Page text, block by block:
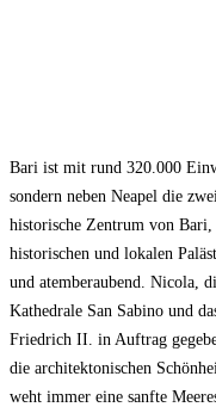
Bari ist mit rund 320.000
sondern neben Neapel die
historische Zentrum von Bari,
historischen und lokalen
und atemberaubend. Nicola,
Kathedrale San Sabino und
Friedrich II. in Auftrag
die architektonischen
weht immer eine sanfte